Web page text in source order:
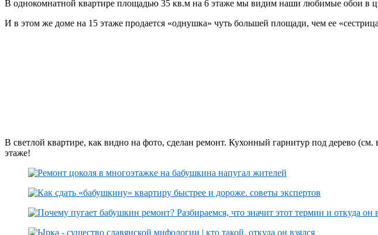
В однокомнатной квартире площадью 35 кв.м на 6 этаже мы видим наши любимые обои в
И в этом же доме на 15 этаже продается «однушка» чуть большей площади, чем ее
В светлой квартире, как видно на фото, сделан ремонт. Кухонный гарнитур под дерево
этаже!